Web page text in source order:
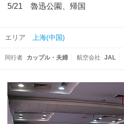
5/21 魯迅公園、帰国
エリア 上海(中国)
同行者 カップル・夫婦 航空会社 JAL